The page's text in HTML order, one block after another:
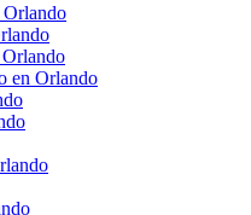
Orlando
Orlando
en Orlando